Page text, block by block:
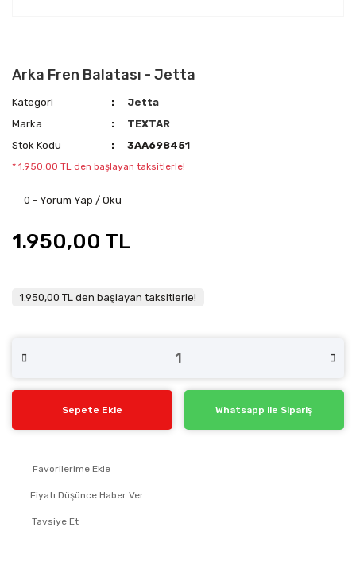
Arka Fren Balatası - Jetta
Kategori
Jetta
Marka
TEXTAR
Stok Kodu
3AA698451
* 1.950,00 TL den başlayan taksitlerle!
0 - Yorum Yap / Oku
1.950,00 TL
1.950,00 TL den başlayan taksitlerle!
Sepete Ekle Whatsapp ile Sipariş
Fiyatı Düşünce Haber Ver
Tavsiye Et